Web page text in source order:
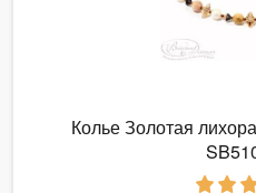
Колье Золотая